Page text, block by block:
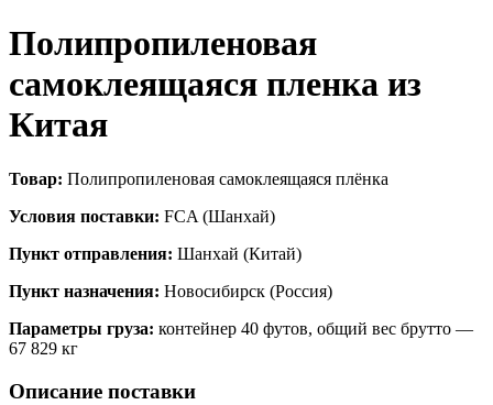
Полипропиленовая
самоклеящаяся пленка из
Китая
Товар: Полипропиленовая самоклеящаяся плёнка
Условия поставки: FCA (Шанхай)
Пункт отправления: Шанхай (Китай)
Пункт назначения: Новосибирск (Россия)
Параметры груза: контейнер 40 футов, общий вес брутто —
67 829 кг
Описание поставки